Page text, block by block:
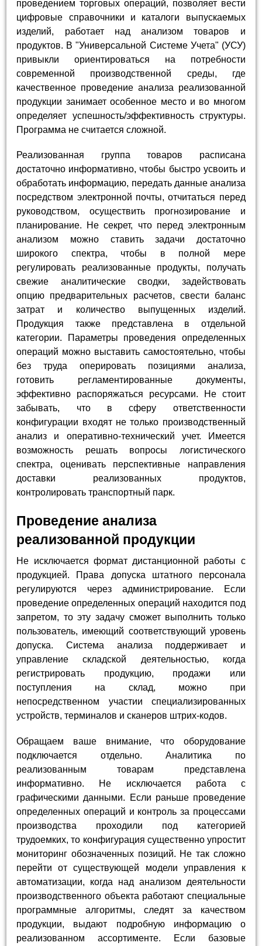
проведением торговых операций, позволяет вести
цифровые справочники и каталоги выпускаемых
изделий, работает над анализом товаров и
продуктов. В "Универсальной Системе Учета" (УСУ)
привыкли ориентироваться на потребности
современной производственной среды, где
качественное проведение анализа реализованной
продукции занимает особенное место и во многом
определяет успешность/эффективность структуры.
Программа не считается сложной.
Реализованная группа товаров расписана
достаточно информативно, чтобы быстро усвоить и
обработать информацию, передать данные анализа
посредством электронной почты, отчитаться перед
руководством, осуществить прогнозирование и
планирование. Не секрет, что перед электронным
анализом можно ставить задачи достаточно
широкого спектра, чтобы в полной мере
регулировать реализованные продукты, получать
свежие аналитические сводки, задействовать
опцию предварительных расчетов, свести баланс
затрат и количество выпущенных изделий.
Продукция также представлена в отдельной
категории. Параметры проведения определенных
операций можно выставить самостоятельно, чтобы
без труда оперировать позициями анализа,
готовить регламентированные документы,
эффективно распоряжаться ресурсами. Не стоит
забывать, что в сферу ответственности
конфигурации входят не только производственный
анализ и оперативно-технический учет. Имеется
возможность решать вопросы логистического
спектра, оценивать перспективные направления
доставки реализованных продуктов,
контролировать транспортный парк.
Проведение анализа
реализованной продукции
Не исключается формат дистанционной работы с
продукцией. Права допуска штатного персонала
регулируются через администрирование. Если
проведение определенных операций находится под
запретом, то эту задачу сможет выполнить только
пользователь, имеющий соответствующий уровень
допуска. Система анализа поддерживает и
управление складской деятельностью, когда
регистрировать продукцию, продажи или
поступления на склад, можно при
непосредственном участии специализированных
устройств, терминалов и сканеров штрих-кодов.
Обращаем ваше внимание, что оборудование
подключается отдельно. Аналитика по
реализованным товарам представлена
информативно. Не исключается работа с
графическими данными. Если раньше проведение
определенных операций и контроль за процессами
производства проходили под категорией
трудоемких, то конфигурация существенно упростит
мониторинг обозначенных позиций. Не так сложно
перейти от существующей модели управления к
автоматизации, когда над анализом деятельности
производственного объекта работают специальные
программные алгоритмы, следят за качеством
продукции, выдают подробную информацию о
реализованном ассортименте. Если базовые